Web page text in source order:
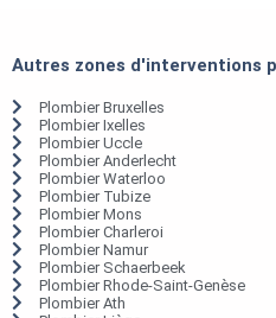
Autres zones d'interventions
Plombier Bruxelles
Plombier Ixelles
Plombier Uccle
Plombier Anderlecht
Plombier Waterloo
Plombier Tubize
Plombier Mons
Plombier Charleroi
Plombier Namur
Plombier Schaerbeek
Plombier Rhode-Saint-Genèse
Plombier Ath